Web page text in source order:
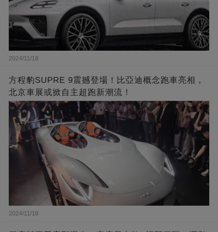
2024/11/18
方程豹SUPRE 9震撼登場！比亞迪概念跑車亮相，
北京車展或掀自主超跑新潮流！
2024/11/18